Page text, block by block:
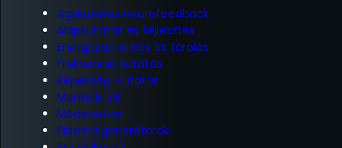
Agykutatás neurofeedback
Alapkutatás és fejlesztés
Energia termelés és tárolás
Frekvencia kutatás
Képesség-kutatás
Mentális sík
Módszertan
Plazma generátorok